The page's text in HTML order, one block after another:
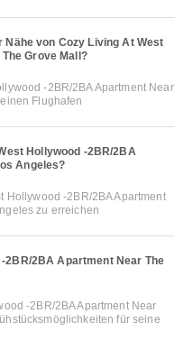
von Cozy Living At West
Grove Mall?
-2BR/2BA Apartment Near
Flughafen
Hollywood -2BR/2BA
Angeles?
Hollywood -2BR/2BA Apartment
zu erreichen
2BR/2BA Apartment Near The
-2BR/2BA Apartment Near
für seine